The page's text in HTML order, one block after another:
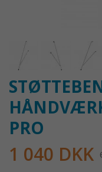
PRO
1 040 DKK